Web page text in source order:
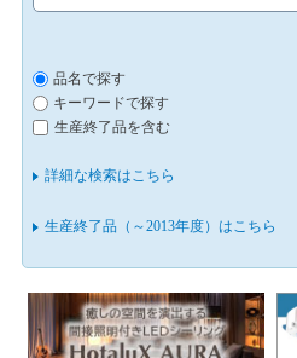
品名で探す
キーワードで探す
生産終了品を含む
詳細な検索はこちら
生産終了品（～2013年度）はこちら